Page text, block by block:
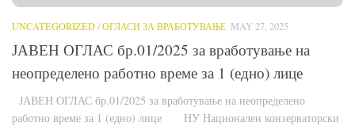
UNCATEGORIZED/ОГЛАСИ ЗА ВРАБОТУВАЊЕ MAY 27, 2025
ЈАВЕН ОГЛАС бр.01/2025 за вработување на
неопределено работно време за 1 (едно) лице
ЈАВЕН ОГЛАС бр.01/2025 за вработување на неопределено
работно време за 1 (едно) лице НУ Национален конзерваторски